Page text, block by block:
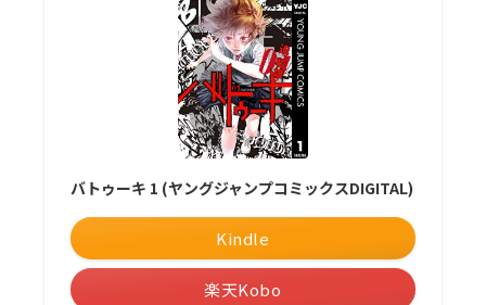
バトゥーキ 1 (ヤングジャンプコミックスDIGITAL)
Kindle
楽天Kobo